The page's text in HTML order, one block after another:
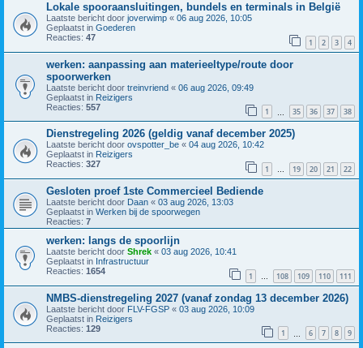
Lokale spooraansluitingen, bundels en terminals in België
Laatste bericht door joverwimp « 06 aug 2026, 10:05
Geplaatst in Goederen
Reacties: 47 1 2 3 4
werken: aanpassing aan materieeltype/route door
spoorwerken
Laatste bericht door treinvriend « 06 aug 2026, 09:49
Geplaatst in Reizigers
Reacties: 557 1 35 36 37 38
Dienstregeling 2026 (geldig vanaf december 2025)
Laatste bericht door ovspotter_be « 04 aug 2026, 10:42
Geplaatst in Reizigers
Reacties: 327 1 … 19 20 21 22
Gesloten proef 1ste Commercieel Bediende
Laatste bericht door Daan « 03 aug 2026, 13:03
Geplaatst in Werken bij de spoorwegen
Reacties: 7
werken: langs de spoorlijn
Laatste bericht door Shrek « 03 aug 2026, 10:41
Geplaatst in Infrastructuur
Reacties: 1654 1 … 108 109 110 111
NMBS-dienstregeling 2027 (vanaf zondag 13 december 2026)
Laatste bericht door FLV-FGSP « 03 aug 2026, 10:09
Geplaatst in Reizigers
Reacties: 129 1 6 7 8 9